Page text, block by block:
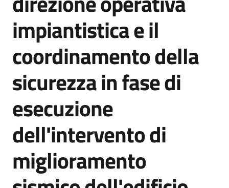
English
Seguici
su
impiantistica e il
coordinamento della
sicurezza in fase di
esecuzione
dell'intervento di
miglioramento